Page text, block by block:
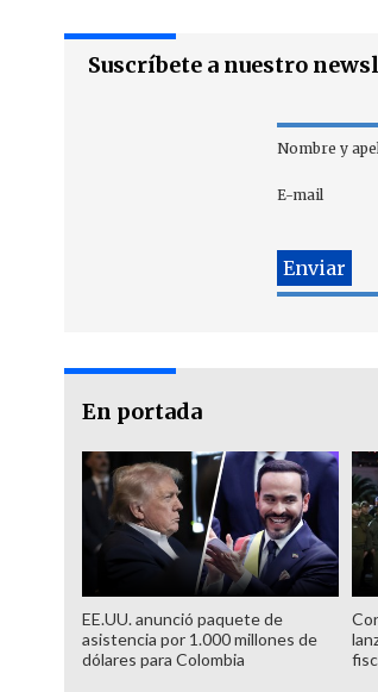
Suscríbete a nuestro
Nombre y
E-mail
En portada
EE.UU. anunció paquete de
asistencia por 1.000 millones de
dólares para Colombia